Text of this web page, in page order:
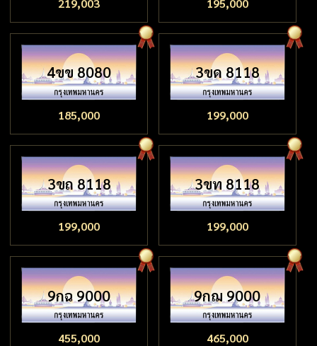
219,003 195,000
4ขข 8080
185,000
3ขด 8118
199,000
3ขถ 8118
199,000
3ขท 8118
199,000
9กฉ 9000
455,000
9กฌ 9000
465,000